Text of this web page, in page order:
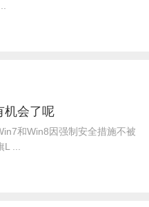
机会了呢
和Win8因强制安全措施不被
...